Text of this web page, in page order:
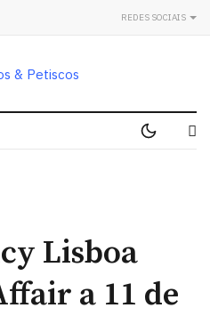
REDES SOCIAIS
Lisboa
a 11 de